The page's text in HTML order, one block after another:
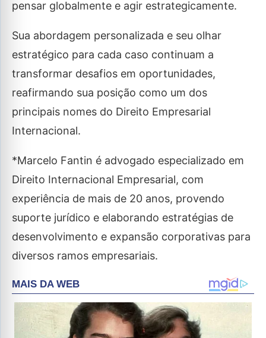
pensar globalmente e agir estrategicamente.
Sua abordagem personalizada e seu olhar
estratégico para cada caso continuam a
transformar desafios em oportunidades,
reafirmando sua posição como um dos
principais nomes do Direito Empresarial
Internacional.
*Marcelo Fantin é advogado especializado em
Direito Internacional Empresarial, com
experiência de mais de 20 anos, provendo
suporte jurídico e elaborando estratégias de
desenvolvimento e expansão corporativas para
diversos ramos empresariais.